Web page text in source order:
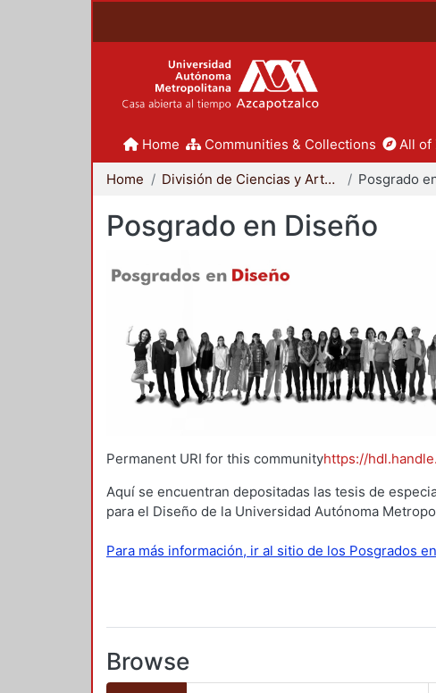
Home Communities & Collections All of
Home División de Ciencias y Artes para el Diseño Posgrado
Posgrado en Diseño
Permanent URI for this communityhttps://
Aquí se encuentran depositadas las tesis de
para el Diseño de la Universidad Autónoma
Para más información, ir al sitio de los Posgrados
Browse